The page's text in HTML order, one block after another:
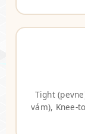
Tight
vám), Knee-